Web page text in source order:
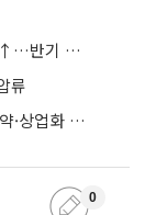
보령, 상반기 영업익 440억, 전년比 21.1%↑…반기 역대 최대
류
알테오젠, 올해만 1.8조 기술수출…특허·계약·상업화 ‘삼박자’
0